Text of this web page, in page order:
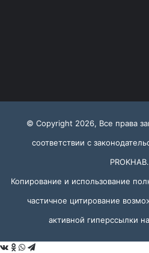
© Copyright 2026, Все права
соответствии с
Копирование и использование
частичное цитирование
активной гиперссылки
VKontakte
Odnoklassniki
WhatsApp
Telegram